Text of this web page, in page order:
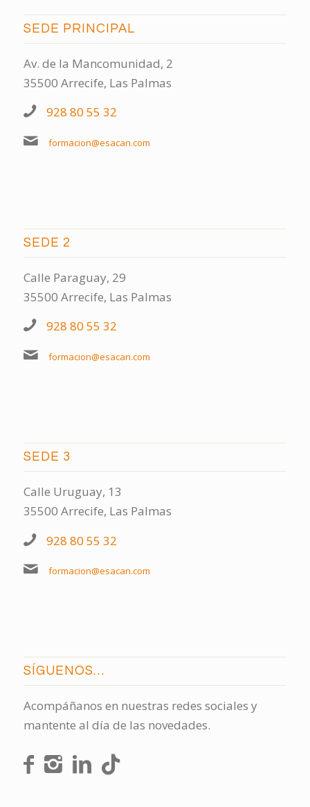
SEDE PRINCIPAL
Av. de la Mancomunidad, 2
35500 Arrecife, Las Palmas
928 80 55 32
formacion@esacan.com
SEDE 2
Calle Paraguay, 29
35500 Arrecife, Las Palmas
928 80 55 32
formacion@esacan.com
SEDE 3
Calle Uruguay, 13
35500 Arrecife, Las Palmas
928 80 55 32
formacion@esacan.com
SÍGUENOS…
Acompáñanos en nuestras redes sociales y
mantente al día de las novedades.